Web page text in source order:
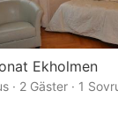
Ekholmen
· 2 Gäster · 1